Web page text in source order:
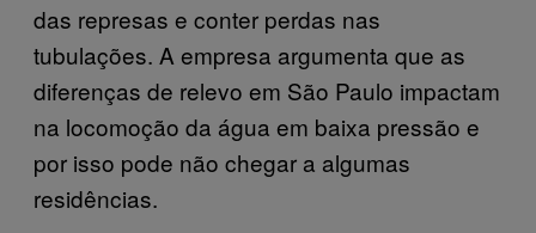
das represas e conter perdas nas
tubulações. A empresa argumenta que as
diferenças de relevo em São Paulo impactam
na locomoção da água em baixa pressão e
por isso pode não chegar a algumas
residências.